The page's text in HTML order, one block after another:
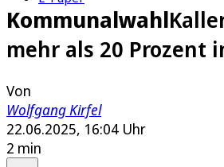
Kommunalwahl
mehr als 20 Prozent
Von
Wolfgang Kirfel
22.06.2025, 16:04 Uhr
2 min